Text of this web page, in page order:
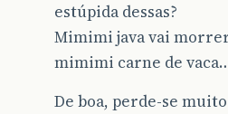
estúpida dessas?
Mimimi java vai
mimimi carne de
De boa, perde-se